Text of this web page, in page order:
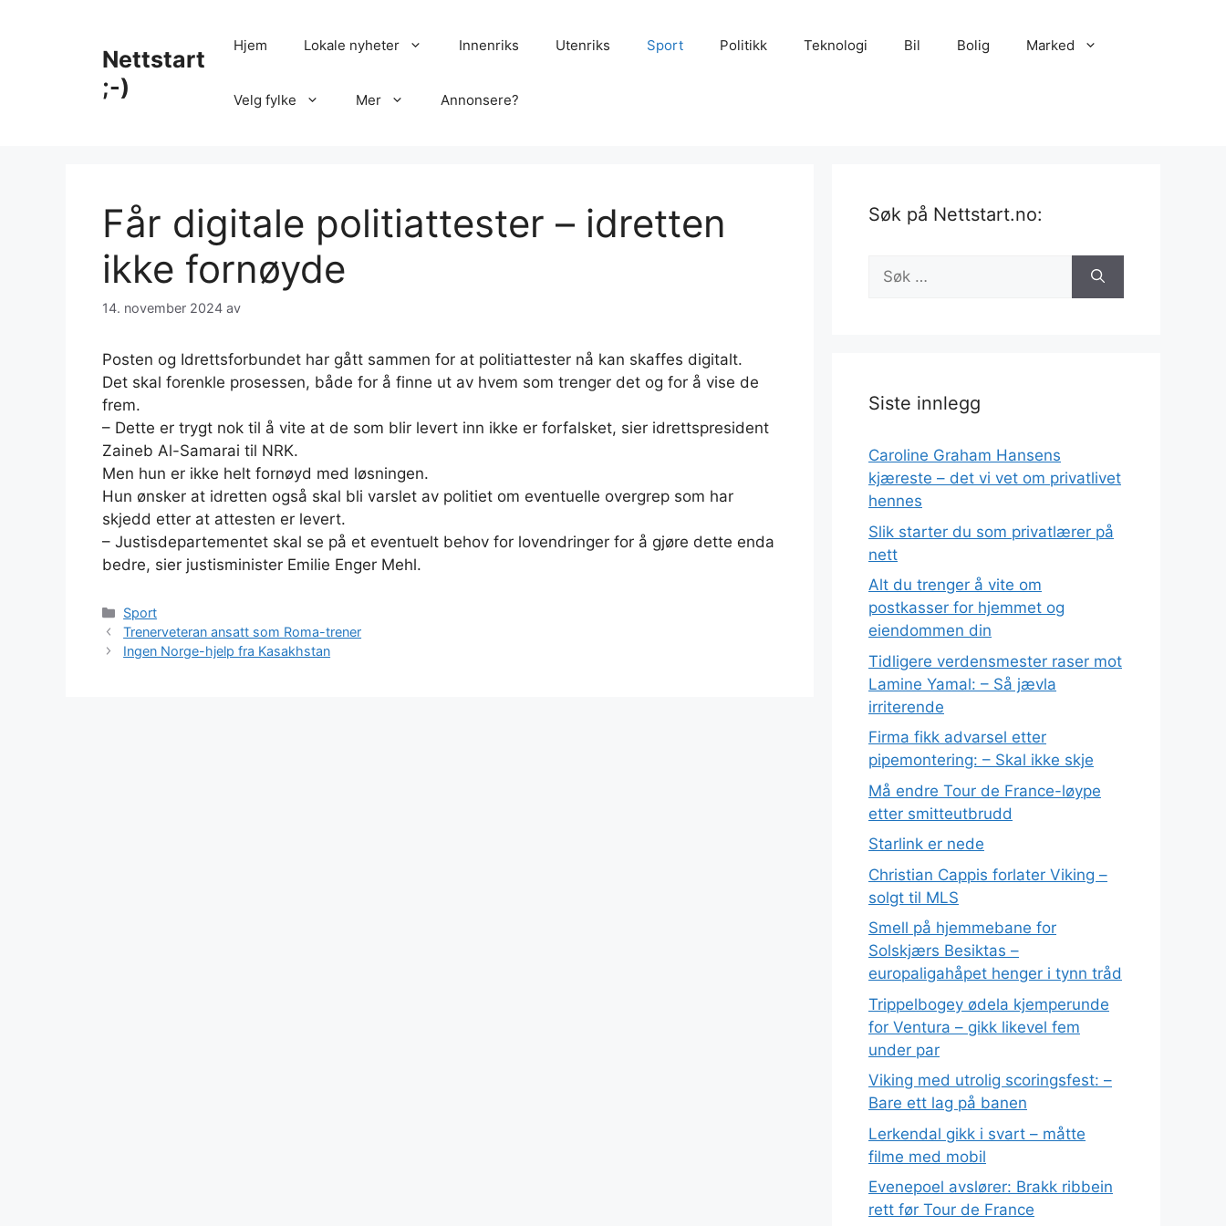
Nettstart
;-)
Hjem Lokale nyheter Innenriks Utenriks Sport Politikk Teknologi Bil Bolig Marked
Velg fylke Mer Annonsere?
Får digitale politiattester – idretten
ikke fornøyde
14. november 2024 av
Posten og Idrettsforbundet har gått sammen for at politiattester nå kan skaffes digitalt.
Det skal forenkle prosessen, både for å finne ut av hvem som trenger det og for å vise de
frem.
– Dette er trygt nok til å vite at de som blir levert inn ikke er forfalsket, sier idrettspresident
Zaineb Al-Samarai til NRK.
Men hun er ikke helt fornøyd med løsningen.
Hun ønsker at idretten også skal bli varslet av politiet om eventuelle overgrep som har
skjedd etter at attesten er levert.
– Justisdepartementet skal se på et eventuelt behov for lovendringer for å gjøre dette enda
bedre, sier justisminister Emilie Enger Mehl.
Kategorier
Sport
Trenerveteran ansatt som Roma-trener
Ingen Norge-hjelp fra Kasakhstan
Søk på Nettstart.no:
Søk
etter:
Siste innlegg
Caroline Graham Hansens
kjæreste – det vi vet om privatlivet
hennes
Slik starter du som privatlærer på
nett
Alt du trenger å vite om
postkasser for hjemmet og
eiendommen din
Tidligere verdensmester raser mot
Lamine Yamal: – Så jævla
irriterende
Firma fikk advarsel etter
pipemontering: – Skal ikke skje
Må endre Tour de France-løype
etter smitteutbrudd
Starlink er nede
Christian Cappis forlater Viking –
solgt til MLS
Smell på hjemmebane for
Solskjærs Besiktas –
europaligahåpet henger i tynn tråd
Trippelbogey ødela kjemperunde
for Ventura – gikk likevel fem
under par
Viking med utrolig scoringsfest: –
Bare ett lag på banen
Lerkendal gikk i svart – måtte
filme med mobil
Evenepoel avslører: Brakk ribbein
rett før Tour de France